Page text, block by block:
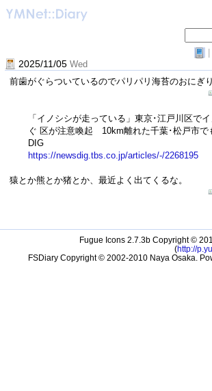
|
2025/11/05 Wed
前歯がぐらついているのでパリパリ海苔のおにぎり
「イノシシが走っている」東京･江戸川区で
ぐ 区が注意喚起 10km離れた千葉･松戸市で
DIG
https://newsdig.tb​s.co.jp/articles/-/2268195
猿とか熊とか猪とか、最近よく出てくるな。
Fugue Icons 2.7.3b Copyright ©
(http://
FSDiary Copyright © 2002-2010 Naya Osaka.